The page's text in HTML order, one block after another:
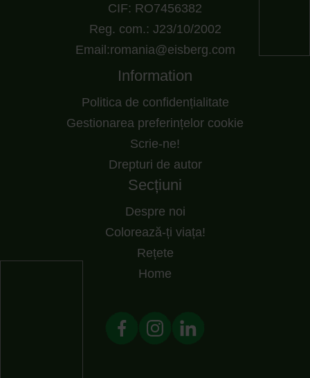
CIF: RO7456382
Reg. com.: J23/10/2002
Email:romania@eisberg.com
Information
Politica de confidențialitate
Gestionarea preferințelor cookie
Scrie-ne!
Drepturi de autor
Secțiuni
Despre noi
Colorează-ți viața!
Rețete
Home